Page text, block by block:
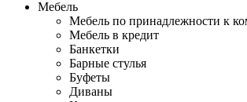
Мебель
Мебель по принадлежности к
Мебель в кредит
Банкетки
Барные стулья
Буфеты
Диваны